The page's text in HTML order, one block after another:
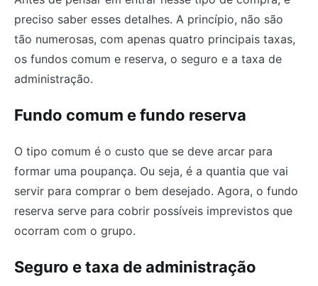
preciso saber esses detalhes. A princípio, não são
tão numerosas, com apenas quatro principais taxas,
os fundos comum e reserva, o seguro e a taxa de
administração.
Fundo comum e fundo reserva
O tipo comum é o custo que se deve arcar para
formar uma poupança. Ou seja, é a quantia que vai
servir para comprar o bem desejado. Agora, o fundo
reserva serve para cobrir possíveis imprevistos que
ocorram com o grupo.
Seguro e taxa de administração